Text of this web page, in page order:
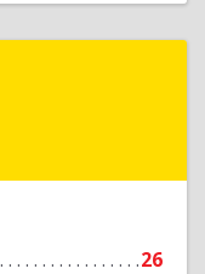
26
Шахтинский г,